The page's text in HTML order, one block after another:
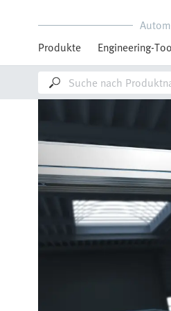
Produkte
Engineering-